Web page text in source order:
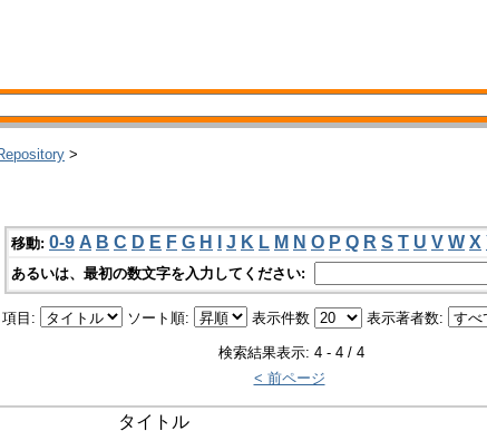
>
移動: 0-9 A B C D E F G H J K L M N O P Q R S T U V W X
あるいは、最初の数文字を入力してください:
目: ソート順: 表示件数 表示著者数:
検索結果表示: 4 - 4 / 4
< 前ページ
タイトル